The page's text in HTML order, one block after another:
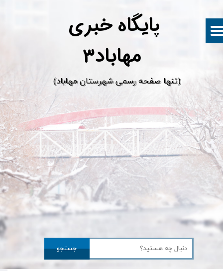
پایگاه خبری
​(تنها صفحه رسمی شهرستان مهاباد)
جستجو